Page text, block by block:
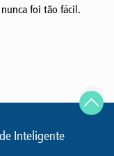
foi tão fácil.
Inteligente